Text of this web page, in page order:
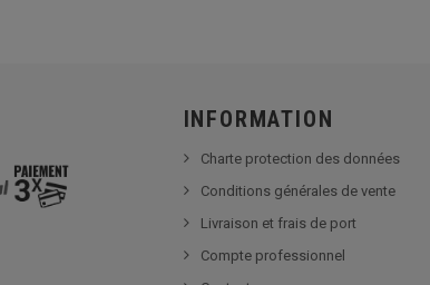
INFORMATION
Charte protection des données
Conditions générales de vente
Livraison et frais de port
Compte professionnel